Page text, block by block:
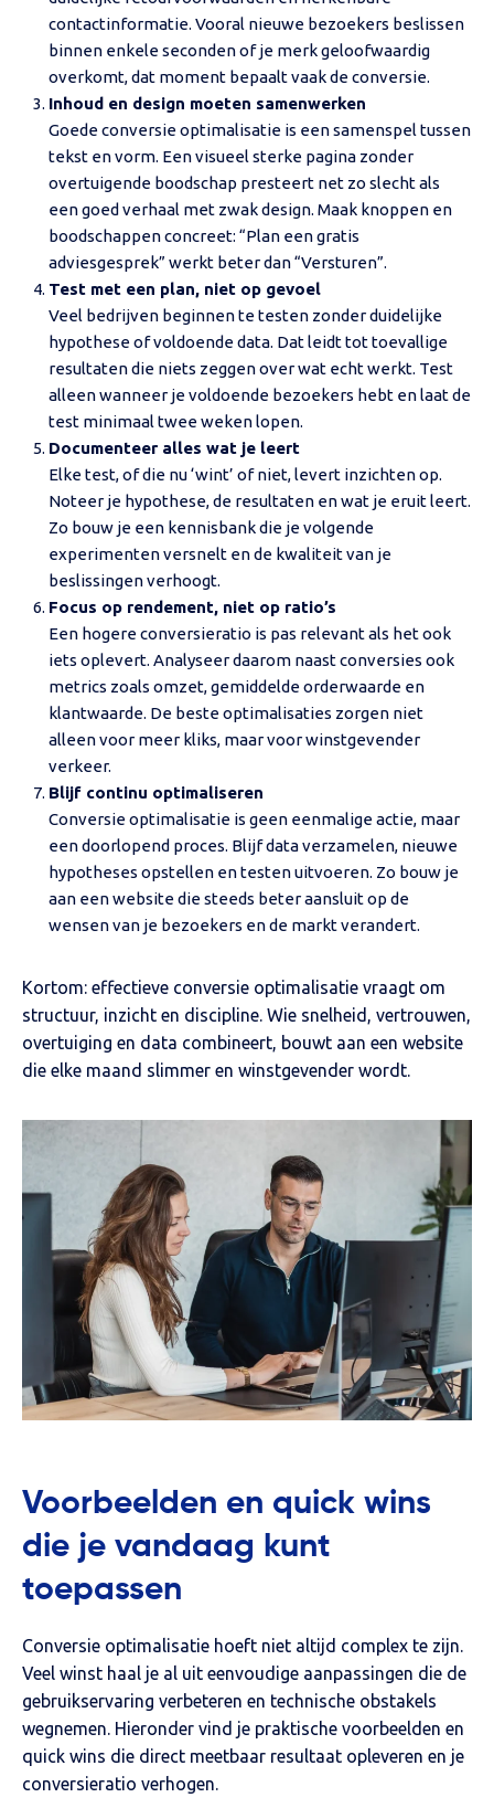
contactinformatie. Vooral nieuwe bezoekers beslissen
binnen enkele seconden of je merk geloofwaardig
overkomt, dat moment bepaalt vaak de conversie.
Inhoud en design moeten samenwerken
Goede conversie optimalisatie is een samenspel tussen
tekst en vorm. Een visueel sterke pagina zonder
overtuigende boodschap presteert net zo slecht als
een goed verhaal met zwak design. Maak knoppen en
boodschappen concreet: “Plan een gratis
adviesgesprek” werkt beter dan “Versturen”.
Test met een plan, niet op gevoel
Veel bedrijven beginnen te testen zonder duidelijke
hypothese of voldoende data. Dat leidt tot toevallige
resultaten die niets zeggen over wat echt werkt. Test
alleen wanneer je voldoende bezoekers hebt en laat de
test minimaal twee weken lopen.
Documenteer alles wat je leert
Elke test, of die nu ‘wint’ of niet, levert inzichten op.
Noteer je hypothese, de resultaten en wat je eruit leert.
Zo bouw je een kennisbank die je volgende
experimenten versnelt en de kwaliteit van je
beslissingen verhoogt.
Focus op rendement, niet op ratio’s
Een hogere conversieratio is pas relevant als het ook
iets oplevert. Analyseer daarom naast conversies ook
metrics zoals omzet, gemiddelde orderwaarde en
klantwaarde. De beste optimalisaties zorgen niet
alleen voor meer kliks, maar voor winstgevender
verkeer.
Blijf continu optimaliseren
Conversie optimalisatie is geen eenmalige actie, maar
een doorlopend proces. Blijf data verzamelen, nieuwe
hypotheses opstellen en testen uitvoeren. Zo bouw je
aan een website die steeds beter aansluit op de
wensen van je bezoekers en de markt verandert.
Kortom: effectieve conversie optimalisatie vraagt om
structuur, inzicht en discipline. Wie snelheid, vertrouwen,
overtuiging en data combineert, bouwt aan een website
die elke maand slimmer en winstgevender wordt.
Voorbeelden en quick wins
die je vandaag kunt
toepassen
Conversie optimalisatie hoeft niet altijd complex te zijn.
Veel winst haal je al uit eenvoudige aanpassingen die de
gebruikservaring verbeteren en technische obstakels
wegnemen. Hieronder vind je praktische voorbeelden en
quick wins die direct meetbaar resultaat opleveren en je
conversieratio verhogen.